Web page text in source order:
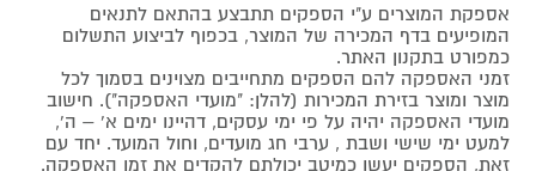
אספקת המוצרים ע"י הספקים תתבצע בהתאם לתנאים
המופיעים בדף המכירה של המוצר, בכפוף לביצוע התשלום
כמפורט בתקנון האתר.
זמני האספקה להם הספקים מתחייבים מצוינים בסמוך לכל
מוצר ומוצר בזירת המכירות (להלן: "מועדי האספקה"). חישוב
מועדי האספקה יהיה על פי ימי עסקים, דהיינו ימים א' – ה',
למעט ימי שישי ושבת , ערבי חג מועדים, וחול המועד. יחד עם
זאת, הספקים יעשו כמיטב יכולתם להקדים את זמן האספקה.